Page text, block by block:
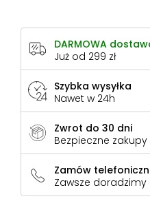
DARMOWA
Już od 299 zł
Szybka wysyłka
Nawet w 24h
Zwrot do 30 dni
Bezpieczne zakupy
Zamów
Zawsze doradzimy